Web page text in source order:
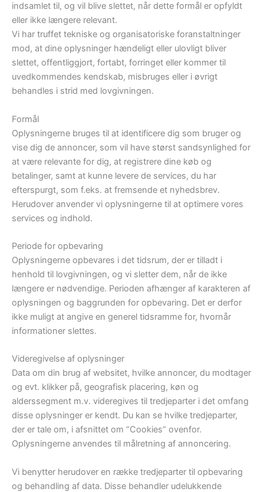
indsamlet til, og vil blive slettet, når dette formål er opfyldt
eller ikke længere relevant.
Vi har truffet tekniske og organisatoriske foranstaltninger
mod, at dine oplysninger hændeligt eller ulovligt bliver
slettet, offentliggjort, fortabt, forringet eller kommer til
uvedkommendes kendskab, misbruges eller i øvrigt
behandles i strid med lovgivningen.
Formål
Oplysningerne bruges til at identificere dig som bruger og
vise dig de annoncer, som vil have størst sandsynlighed for
at være relevante for dig, at registrere dine køb og
betalinger, samt at kunne levere de services, du har
efterspurgt, som f.eks. at fremsende et nyhedsbrev.
Herudover anvender vi oplysningerne til at optimere vores
services og indhold.
Periode for opbevaring
Oplysningerne opbevares i det tidsrum, der er tilladt i
henhold til lovgivningen, og vi sletter dem, når de ikke
længere er nødvendige. Perioden afhænger af karakteren af
oplysningen og baggrunden for opbevaring. Det er derfor
ikke muligt at angive en generel tidsramme for, hvornår
informationer slettes.
Videregivelse af oplysninger
Data om din brug af websitet, hvilke annoncer, du modtager
og evt. klikker på, geografisk placering, køn og
alderssegment m.v. videregives til tredjeparter i det omfang
disse oplysninger er kendt. Du kan se hvilke tredjeparter,
der er tale om, i afsnittet om “Cookies” ovenfor.
Oplysningerne anvendes til målretning af annoncering.
Vi benytter herudover en række tredjeparter til opbevaring
og behandling af data. Disse behandler udelukkende